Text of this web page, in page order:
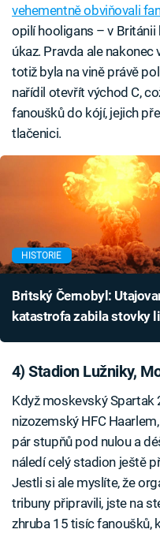
vehementně obviňovali
opilí hooligans – v Británii
úkaz. Pravda ale
totiž byla na vině právě
nařídil otevřít východ C,
fanoušků do kójí, jejich
tlačenici.
HISTORIE
Britský Černobyl:
katastrofa zabila stovky
4) Stadion Lužniky,
Když moskevský Spartak
nizozemský HFC
pár stupňů pod nulou a
náledí celý stadion ještě
Jestli si ale myslíte, že
tribuny připravili, jste na
zhruba 15 tisíc fanoušků,